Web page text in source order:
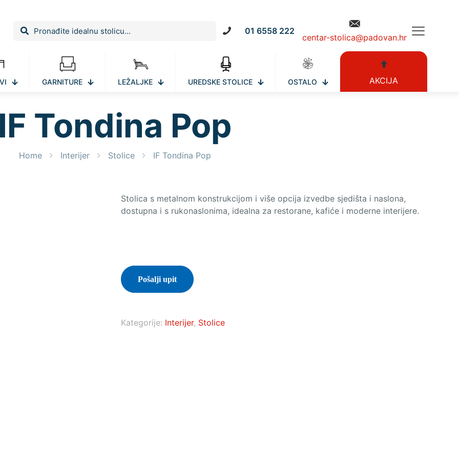
01 6558 222
centar-stolica@padovan.hr
GARNITURE LEŽALJKE UREDSKE STOLICE OSTALO AKCIJA
Tondina Pop
Home Interijer Stolice IF Tondina Pop
Stolica s metalnom konstrukcijom i više opcija izvedbe sjedišta i naslona,
dostupna i s rukonaslonima, idealna za restorane, kafiće i moderne interijere.
Pošalji upit
Kategorije: Interijer, Stolice